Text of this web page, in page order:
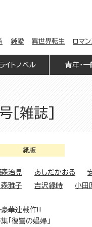
純愛 異世界転生 ロマン
イトノベル 青年・一
[雑誌]
紙版
治見 あしだかおる
雅子
吉沢緑時 小田
華連載作!!
「復讐の娼婦」